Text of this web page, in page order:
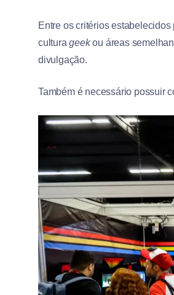
Entre os critérios
culturageekou áreas
divulgação.
Também é necessário possuir